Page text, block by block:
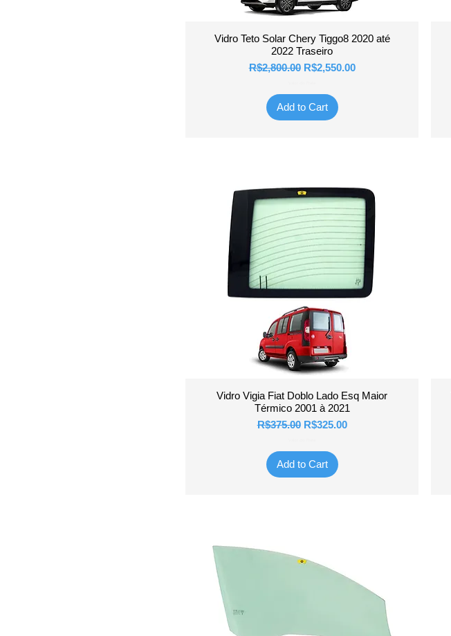
Quick View
Vidro Teto Solar Chery Tiggo8 2020 até
2022 Traseiro
Regular Price
R$2,800.00 Sale Price
R$2,550.00
Add to Cart
Quick View
Vidro Vigia Fiat Doblo Lado Esq Maior
Térmico 2001 à 2021
Regular Price
R$375.00 Sale Price
R$325.00
Add to Cart